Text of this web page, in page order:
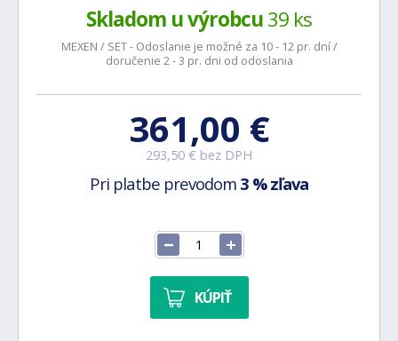
Skladom u výrobcu39 ks
MEXEN / SET - Odoslanie je možné za 10 - 12 pr. dní /
doručenie 2 - 3 pr. dni od odoslania
361,00 €
293,50 € bez DPH
Pri platbe prevodom 3 % zľava
KÚPIŤ